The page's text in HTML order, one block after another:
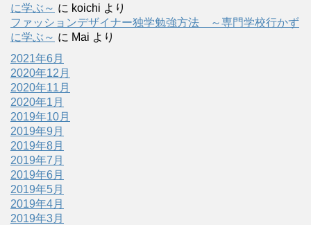
に学ぶ～ に koichi より
ファッションデザイナー独学勉強方法 ～専門学校行かず
に学ぶ～ に Mai より
2021年6月
2020年12月
2020年11月
2020年1月
2019年10月
2019年9月
2019年8月
2019年7月
2019年6月
2019年5月
2019年4月
2019年3月